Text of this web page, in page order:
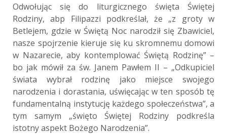
Odwołując się do liturgicznego święta Świętej
Rodziny, abp Filipazzi podkreślał, że „z groty w
Betlejem, gdzie w Świętą Noc narodził się Zbawiciel,
nasze spojrzenie kieruje się ku skromnemu domowi
w Nazarecie, aby kontemplować Świętą Rodzinę” –
bo jak mówił za św. Janem Pawłem II – „Odkupiciel
świata wybrał rodzinę jako miejsce swojego
narodzenia i dorastania, uświęcając w ten sposób tę
fundamentalną instytucję każdego społeczeństwa”, a
tym samym „święto Świętej Rodziny podkreśla
istotny aspekt Bożego Narodzenia”.